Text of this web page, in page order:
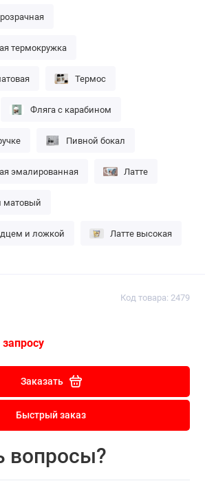
Код товара: 2479
Заказать
Быстрый заказ
вопросы?
термокружка
Термос
Фляга с карабином
Пивной бокал
эмалированная Латте
матовый
и ложкой Латте высокая